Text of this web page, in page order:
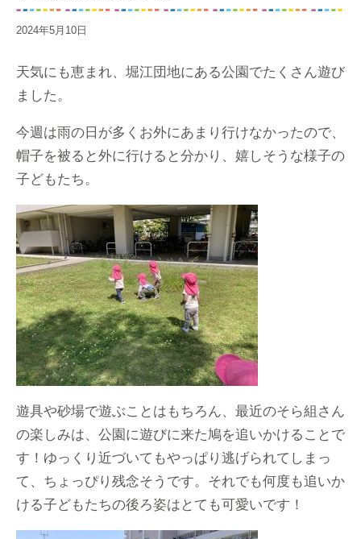
2024年5月10日
天気にも恵まれ、堀江団地にある公園でたくさん遊び
ました。
今週は雨の日が多くお外にあまり行けなかったので、
帽子を被ると外に行けると分かり、嬉しそうな様子の
子どもたち。
遊具や砂場で遊ぶことはもちろん、最近のそら組さん
の楽しみは、公園に遊びに来た鳩を追いかけることで
す！ゆっくり近づいてもやっぱり逃げられてしまっ
て、ちょっぴり残念そうです。それでも何度も追いか
ける子どもたちの後ろ姿はとても可愛いです！